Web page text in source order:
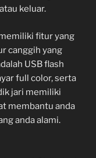
keluar.
fitur yang
canggih yang
USB flash
full color, serta
jari memiliki
membantu anda
anda alami.